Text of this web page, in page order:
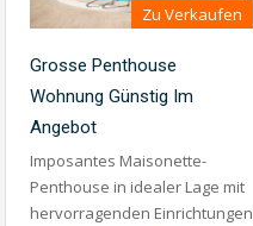
Zu Verkaufen
Grosse Penthouse
Wohnung Günstig Im
Angebot
Imposantes Maisonette-
Penthouse in idealer Lage mit
hervorragenden Einrichtungen